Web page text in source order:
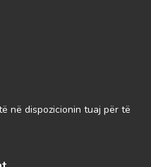
në dispozicionin tuaj për të